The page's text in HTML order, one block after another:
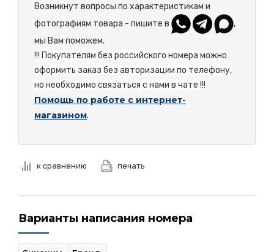
Возникнут вопросы по характеристикам и
фотографиям товара - пишите в
,
мы Вам поможем.
!!! Покупателям без российского номера можно
оформить заказ без авторизации по телефону,
но необходимо связаться с нами в чате !!!
Помощь по работе с интернет-
магазином.
к сравнению печать
Варианты написания номера